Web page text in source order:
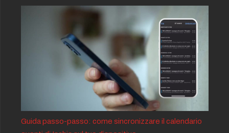
Guida passo-passo: come sincronizzare il calendario